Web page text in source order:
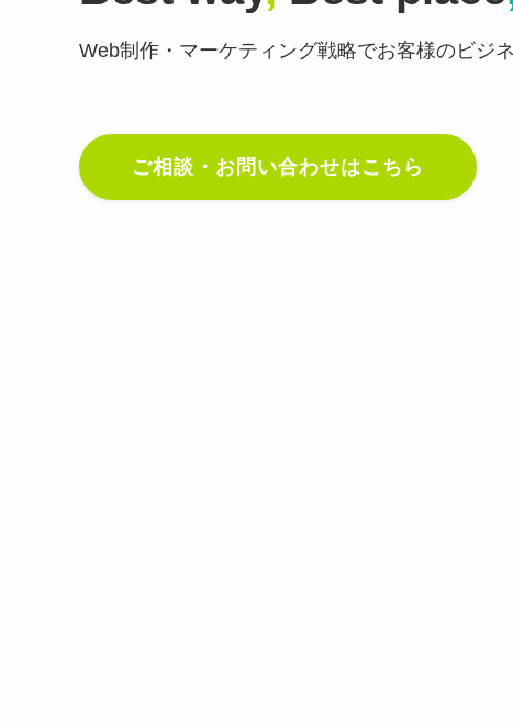
Web制作・マーケティング戦略でお客様のビジ
ご相談・お問い合わせはこちら